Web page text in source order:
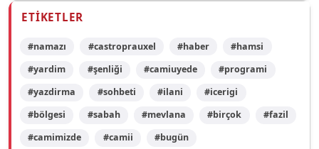
ETIKETLER
#namazı #castroprauxel #haber
#hamsi
#yardim
#şenliği #camiuyede
#programi
#yazdirma
#sohbeti #ilani
#icerigi
#bölgesi
#sabah #mevlana #birçok
#fazil
#camimizde
#camii #bugün